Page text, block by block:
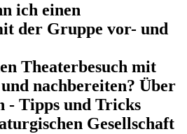
ich einen
der Gruppe vor- und
Theaterbesuch mit
nachbereiten? Über
- Tipps und Tricks
Gesellschaft